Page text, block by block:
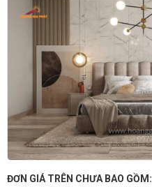
ĐƠN GIÁ TRÊN CHƯA BAO GỒM: